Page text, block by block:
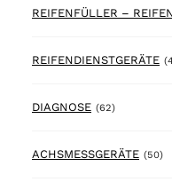
REIFENFÜLLER –
REIFENDIENSTGERÄTE
DIAGNOSE (62)62 products
ACHSMESSGERÄTE (50)